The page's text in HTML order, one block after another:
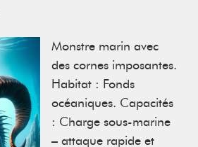
Monstre marin avec
des cornes imposantes.
Habitat : Fonds
océaniques. Capacités
: Charge sous-marine
– attaque rapide et